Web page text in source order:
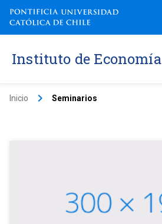
Instituto de Economía
Inicio keyboard_arrow_right Seminarios